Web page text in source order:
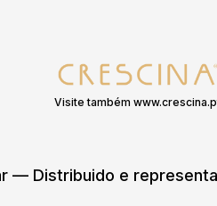
Visite também
— Distribuido e